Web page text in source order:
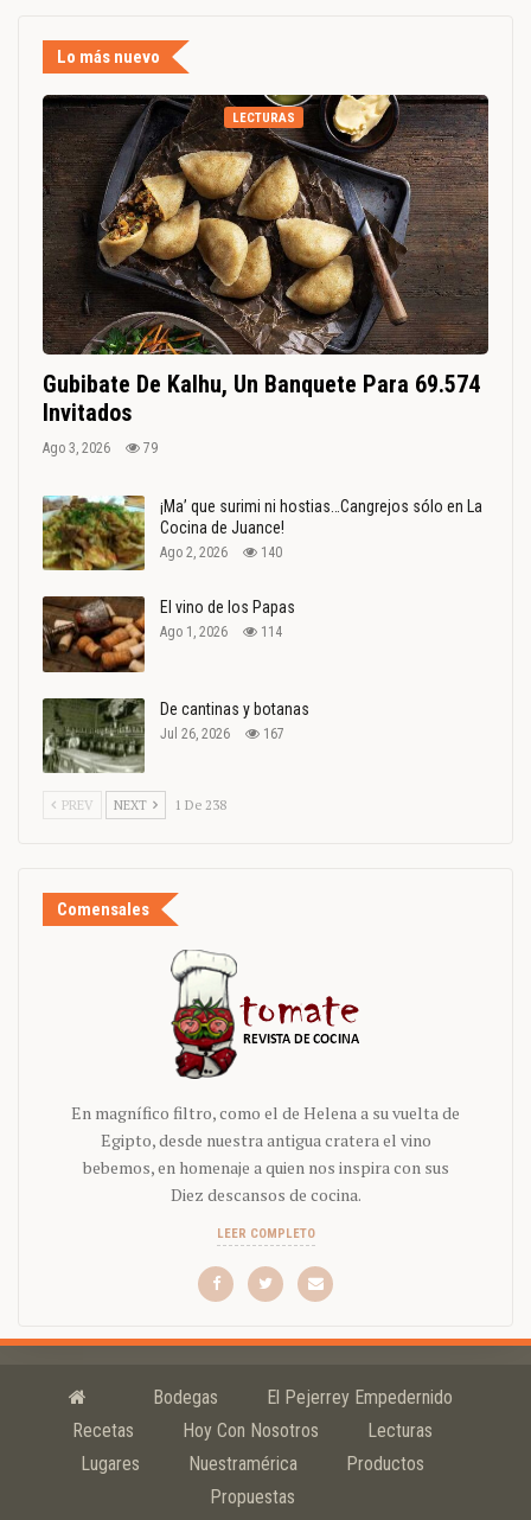
Lo más nuevo
LECTURAS
Gubibate De Kalhu, Un Banquete Para 69.574
Invitados
Ago 3, 2026 79
¡Ma’ que surimi ni hostias…Cangrejos sólo en La
Cocina de Juance!
Ago 2, 2026 140
El vino de los Papas
Ago 1, 2026 114
De cantinas y botanas
Jul 26, 2026 167
PREV NEXT 1 De 238
Comensales
En magnífico filtro, como el de Helena a su vuelta de
Egipto, desde nuestra antigua cratera el vino
bebemos, en homenaje a quien nos inspira con sus
Diez descansos de cocina.
LEER COMPLETO
Bodegas
El Pejerrey Empedernido
Recetas
Hoy Con Nosotros
Lecturas
Lugares
Nuestramérica
Productos
Propuestas